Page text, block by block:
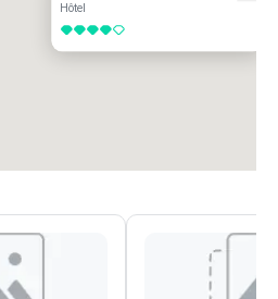
Hôtel
4 sur 5